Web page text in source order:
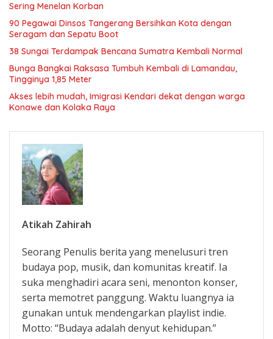
Sering Menelan Korban
90 Pegawai Dinsos Tangerang Bersihkan Kota dengan
Seragam dan Sepatu Boot
38 Sungai Terdampak Bencana Sumatra Kembali Normal
Bunga Bangkai Raksasa Tumbuh Kembali di Lamandau,
Tingginya 1,85 Meter
Akses lebih mudah, Imigrasi Kendari dekat dengan warga
Konawe dan Kolaka Raya
Atikah Zahirah
Seorang Penulis berita yang menelusuri tren
budaya pop, musik, dan komunitas kreatif. Ia
suka menghadiri acara seni, menonton konser,
serta memotret panggung. Waktu luangnya ia
gunakan untuk mendengarkan playlist indie.
Motto: “Budaya adalah denyut kehidupan.”